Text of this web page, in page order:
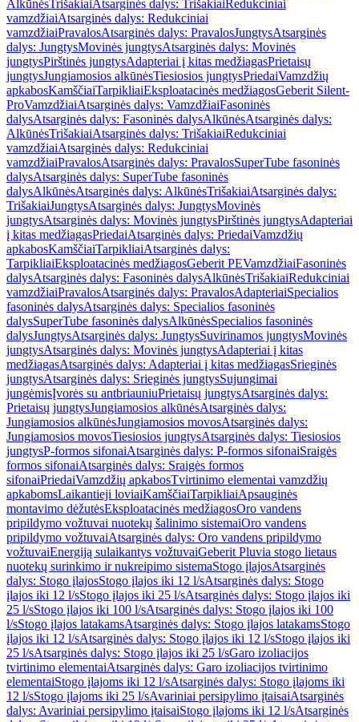
AlkūnėsTrišakiaiAtsarginės dalys: TrišakiaiRedukciniai
vamzdžiaiAtsarginės dalys: Redukciniai
vamzdžiaiPravalosAtsarginės dalys: PravalosJungtysAtsarginės
dalys: JungtysMovinės jungtysAtsarginės dalys: Movinės
jungtysPirštinės jungtysAdapteriai į kitas medžiagasPrietaisų
jungtysJungiamosios alkūnėsTiesiosios jungtysPriedaiVamzdžių
apkabosKamščiaiTarpikliaiEksploatacinės medžiagosGeberit Silent-
ProVamzdžiaiAtsarginės dalys: VamzdžiaiFasoninės
dalysAtsarginės dalys: Fasoninės dalysAlkūnėsAtsarginės dalys:
AlkūnėsTrišakiaiAtsarginės dalys: TrišakiaiRedukciniai
vamzdžiaiAtsarginės dalys: Redukciniai
vamzdžiaiPravalosAtsarginės dalys: PravalosSuperTube fasoninės
dalysAtsarginės dalys: SuperTube fasoninės
dalysAlkūnėsAtsarginės dalys: AlkūnėsTrišakiaiAtsarginės dalys:
TrišakiaiJungtysAtsarginės dalys: JungtysMovinės
jungtysAtsarginės dalys: Movinės jungtysPirštinės jungtysAdapteriai
į kitas medžiagasPriedaiAtsarginės dalys: PriedaiVamzdžių
apkabosKamščiaiTarpikliaiAtsarginės dalys:
TarpikliaiEksploatacinės medžiagosGeberit PEVamzdžiaiFasoninės
dalysAtsarginės dalys: Fasoninės dalysAlkūnėsTrišakiaiRedukciniai
vamzdžiaiPravalosAtsarginės dalys: PravalosAdapteriaiSpecialios
fasoninės dalysAtsarginės dalys: Specialios fasoninės
dalysSuperTube fasoninės dalysAlkūnėsSpecialios fasoninės
dalysJungtysAtsarginės dalys: JungtysSuvirinamos jungtysMovinės
jungtysAtsarginės dalys: Movinės jungtysAdapteriai į kitas
medžiagasAtsarginės dalys: Adapteriai į kitas medžiagasSrieginės
jungtysAtsarginės dalys: Srieginės jungtysSujungimai
jungėmisĮvorės su antbriauniuPrietaisų jungtysAtsarginės dalys:
Prietaisų jungtysJungiamosios alkūnėsAtsarginės dalys:
Jungiamosios alkūnėsJungiamosios movosAtsarginės dalys:
Jungiamosios movosTiesiosios jungtysAtsarginės dalys: Tiesiosios
jungtysP-formos sifonaiAtsarginės dalys: P-formos sifonaiSraigės
formos sifonaiAtsarginės dalys: Sraigės formos
sifonaiPriedaiVamzdžių apkabosTvirtinimo elementai vamzdžių
apkabomsLaikantieji loviaiKamščiaiTarpikliaiApsauginės
montavimo dėžutėsEksploatacinės medžiagosOro vandens
pripildymo vožtuvai nuotekų šalinimo sistemaiOro vandens
pripildymo vožtuvaiAtsarginės dalys: Oro vandens pripildymo
vožtuvaiEnergiją sulaikantys vožtuvaiGeberit Pluvia stogo lietaus
nuotekų surinkimo ir nukreipimo sistemaStogo įlajosAtsarginės
dalys: Stogo įlajosStogo įlajos iki 12 l/sAtsarginės dalys: Stogo
įlajos iki 12 l/sStogo įlajos iki 25 l/sAtsarginės dalys: Stogo įlajos iki
25 l/sStogo įlajos iki 100 l/sAtsarginės dalys: Stogo įlajos iki 100
l/sStogo įlajos latakamsAtsarginės dalys: Stogo įlajos latakamsStogo
įlajos iki 12 l/sAtsarginės dalys: Stogo įlajos iki 12 l/sStogo įlajos iki
25 l/sAtsarginės dalys: Stogo įlajos iki 25 l/sGaro izoliacijos
tvirtinimo elementaiAtsarginės dalys: Garo izoliacijos tvirtinimo
elementaiStogo įlajoms iki 12 l/sAtsarginės dalys: Stogo įlajoms iki
12 l/sStogo įlajoms iki 25 l/sAvariniai persipylimo įtaisaiAtsarginės
dalys: Avariniai persipylimo įtaisaiStogo įlajoms iki 12 l/sAtsarginės